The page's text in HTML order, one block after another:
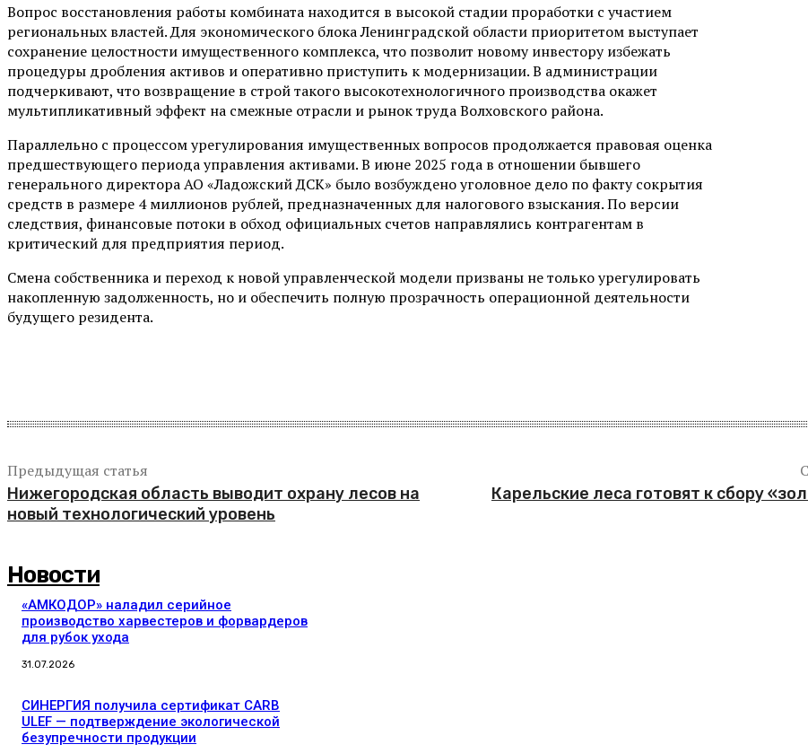
Вопрос восстановления работы комбината находится в высокой стадии проработки с участием
региональных властей. Для экономического блока Ленинградской области приоритетом выступает
сохранение целостности имущественного комплекса, что позволит новому инвестору избежать
процедуры дробления активов и оперативно приступить к модернизации. В администрации
подчеркивают, что возвращение в строй такого высокотехнологичного производства окажет
мультипликативный эффект на смежные отрасли и рынок труда Волховского района.
Параллельно с процессом урегулирования имущественных вопросов продолжается правовая оценка
предшествующего периода управления активами. В июне 2025 года в отношении бывшего
генерального директора АО «Ладожский ДСК» было возбуждено уголовное дело по факту сокрытия
средств в размере 4 миллионов рублей, предназначенных для налогового взыскания. По версии
следствия, финансовые потоки в обход официальных счетов направлялись контрагентам в
критический для предприятия период.
Смена собственника и переход к новой управленческой модели призваны не только урегулировать
накопленную задолженность, но и обеспечить полную прозрачность операционной деятельности
будущего резидента.
Предыдущая статья
Нижегородская область выводит охрану лесов на
новый технологический уровень
Карельские леса готовят к сбору
Новости
«АМКОДОР» наладил серийное
производство харвестеров и форвардеров
для рубок ухода
31.07.2026
СИНЕРГИЯ получила сертификат CARB
ULEF — подтверждение экологической
безупречности продукции